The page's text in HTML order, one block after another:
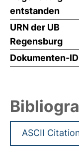
entstanden
URN der UB
Regensburg
Dokumenten-ID